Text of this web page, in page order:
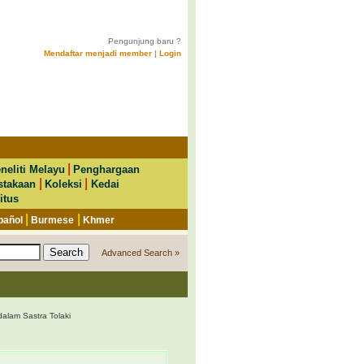
Pengunjung baru ?
Mendaftar menjadi member | Login
Melayu |Penghargaan
Koleksi
Kedai
|Burmese Khmer
Advanced Search »
Sastra Tolaki